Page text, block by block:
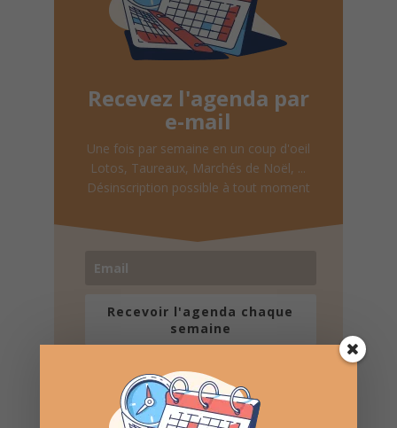
Recevez l'agenda par
e-mail
Une fois par semaine en un coup d'oeil
Lotos, Taureaux, Marchés de Noël, ...
Désinscription possible à tout moment
Recevoir l'agenda chaque
semaine